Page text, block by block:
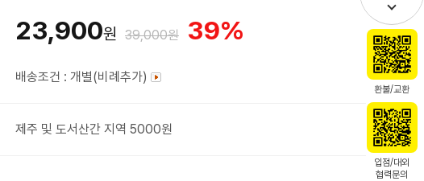
환불/교환
입점/대외
협력문의
23,900원 39,000원 39%
배송조건 : 개별(비례추가)
제주 및 도서산간 지역 5000원